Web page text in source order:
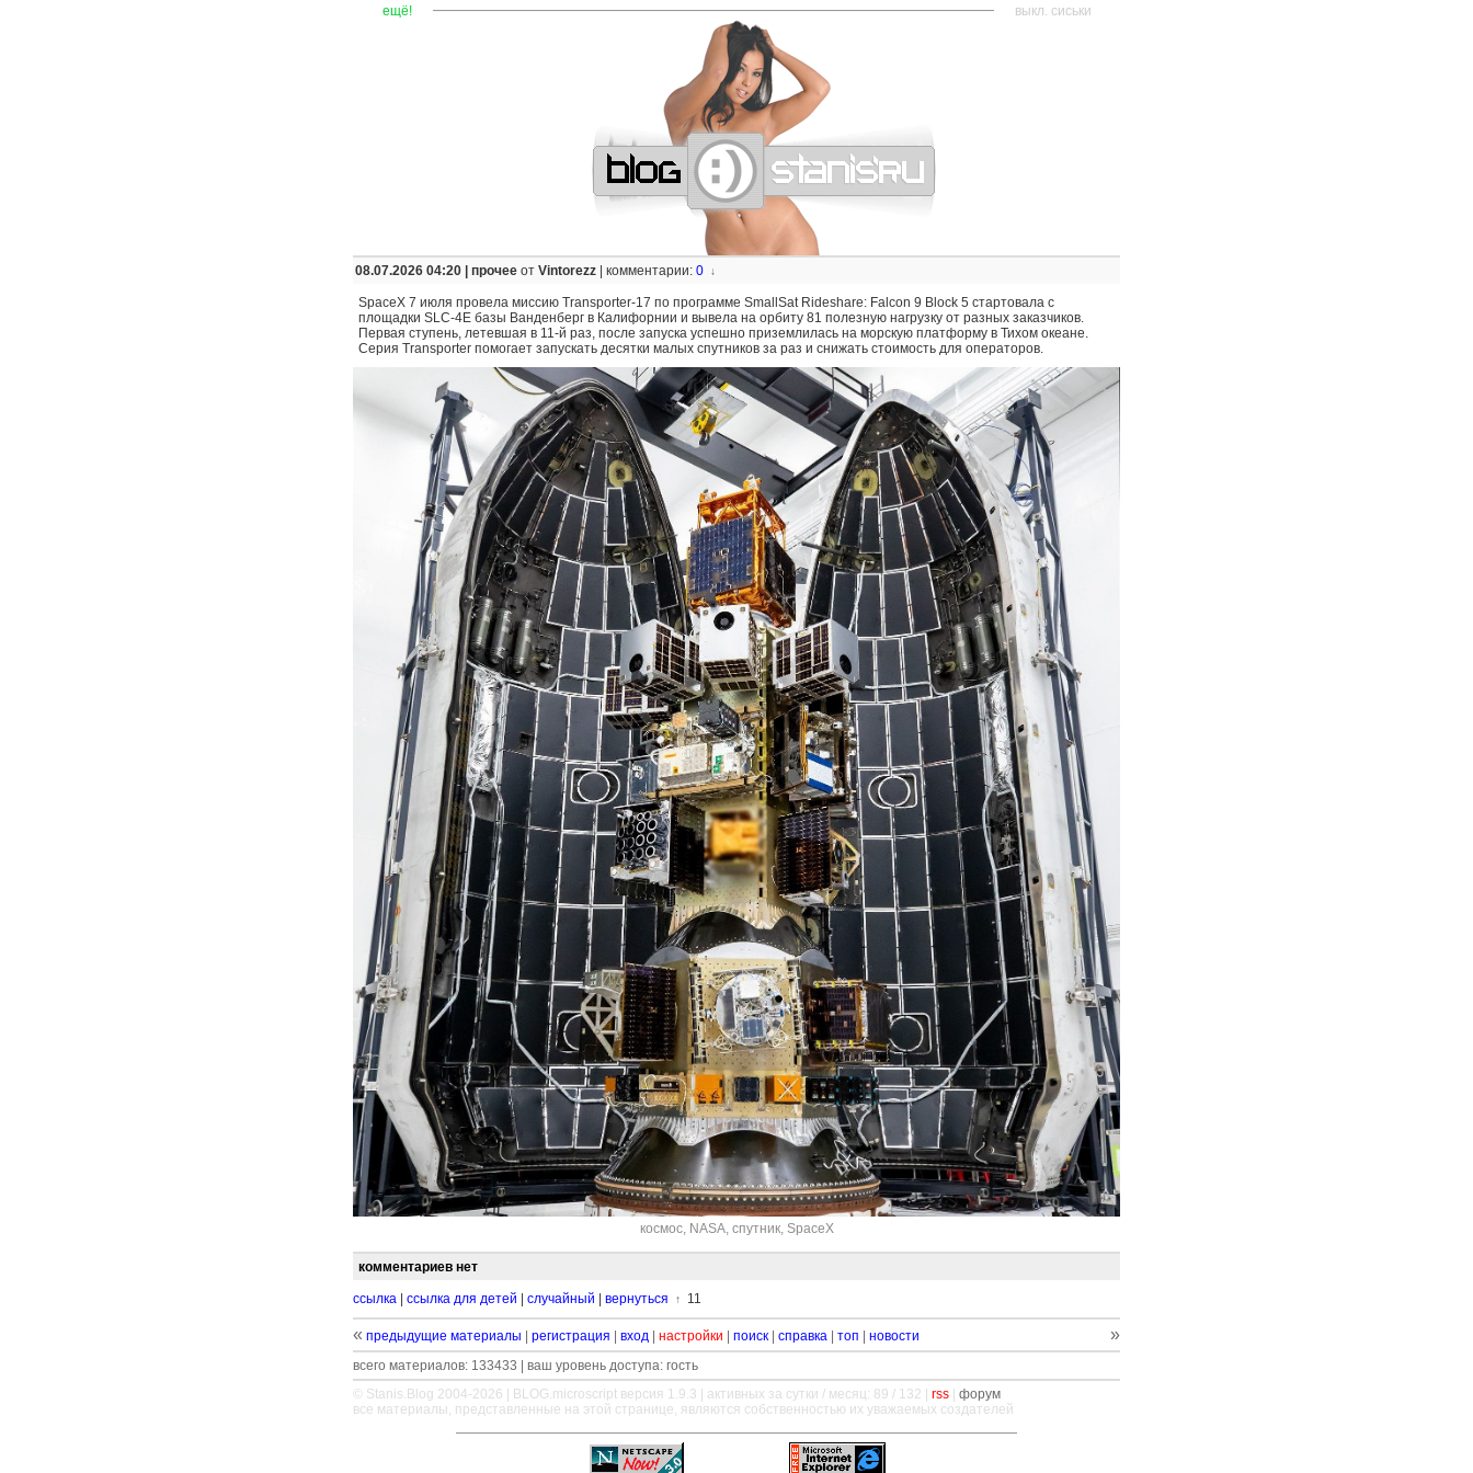
ещё! ———————————————————————————————— выкл. сиськи
08.07.2026 04:20 | прочее от Vintorezz комментарии: 0 ↓
SpaceX 7 июля провела миссию Transporter-17 по программе SmallSat Rideshare: Falcon 9 Block 5 стартовала с
площадки SLC-4E базы Ванденберг в Калифорнии и вывела на орбиту 81 полезную нагрузку от разных заказчиков.
Первая ступень, летевшая в 11-й раз, после запуска успешно приземлилась на морскую платформу в Тихом океане.
Серия Transporter помогает запускать десятки малых спутников за раз и снижать стоимость для операторов.
космос, NASA, спутник, SpaceX
комментариев нет
ссылка ссылка для детей случайный вернуться ↑ 11
« предыдущие материалы регистрация вход настройки поиск справка топ новости »
всего материалов: 133433 | ваш уровень доступа: гость
© Stanis.Blog 2004-2026 |
BLOG.microscript версия 1.9.3 | активных за сутки / месяц: 89 / 132 | rss
форум
все материалы, представленные на этой странице, являются собственностью их уважаемых создателей
————————————————————————————————